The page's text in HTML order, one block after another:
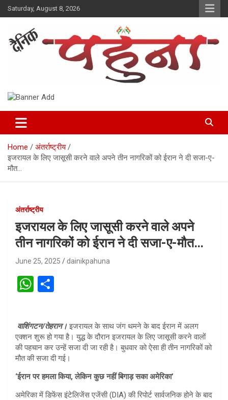
Skip
to
Saturday, August 8, 2026
Dainik Pahuna
Home
अंतर्राष्ट्रीय
इजरायल के लिए जासूसी करने वाले अपने तीन नागरिकों को ईरान ने दी सजा-ए-
मौत…
अंतर्राष्ट्रीय
इजरायल के लिए जासूसी करने वाले अपने
तीन नागरिकों को ईरान ने दी सजा-ए-मौत…
June 25, 2025 dainikpahuna
W
at
s
A
p
p
e
वाशिंगटन/तेहरान। इजरायल के साथ जंग थमने के बाद ईरान में अलग
एक्शन शुरू हो गया है। युद्ध के दौरान इजरायल के लिए जासूसी करने वालों
की पहचान कर उन्हें सजा दी जा रही है। बुधवार को ऐसा ही तीन नागरिकों को
मौत की सजा दी गई।
‘ईरान पर हमला किया, लेकिन कुछ नहीं बिगाड़ सका अमेरिका’
अमेरिका में डिफेंस इंटेलिजेंस एजेंसी (DIA) की रिपोर्ट सार्वजनिक होने के बाद